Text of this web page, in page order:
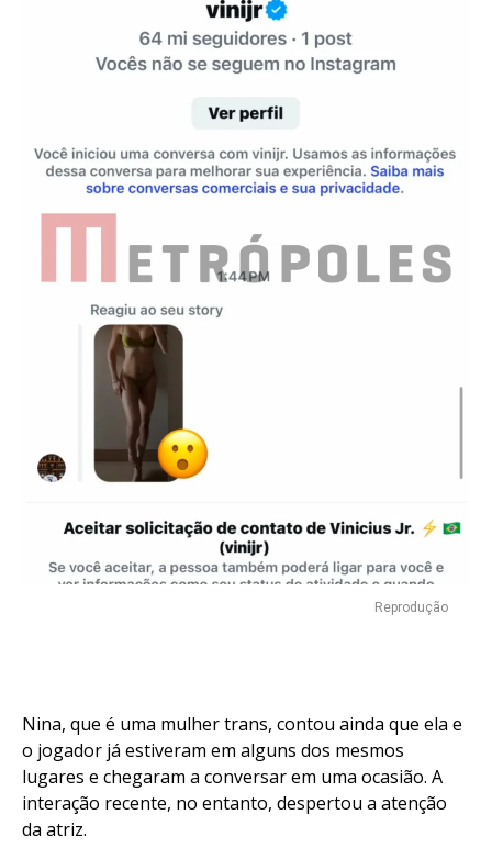
Reprodução
Nina, que é uma mulher trans, contou ainda que ela e
o jogador já estiveram em alguns dos mesmos
lugares e chegaram a conversar em uma ocasião. A
interação recente, no entanto, despertou a atenção
da atriz.